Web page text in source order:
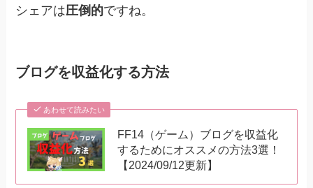
シェアは圧倒的ですね。
ブログを収益化する方法
あわせて読みたい
FF14（ゲーム）ブログを収益化
するためにオススメの方法3選！
【2024/09/12更新】